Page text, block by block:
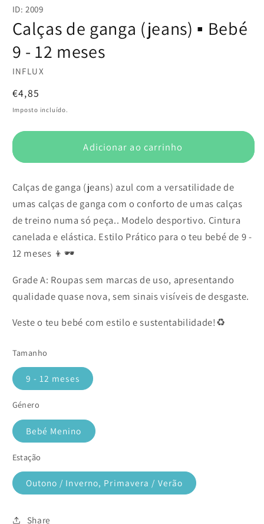
multimédia
em
modal
ID: 2009
Calças de ganga (jeans) ▪️ Bebé
9 - 12 meses
INFLUX
Preço
normal
€4,85
Imposto incluído.
Adicionar ao carrinho
Calças de ganga (jeans) azul com a versatilidade de
umas calças de ganga com o conforto de umas calças
de treino numa só peça.. Modelo desportivo. Cintura
canelada e elástica. Estilo Prático para o teu bebé de 9 -
12 meses 👦🕶️
Grade A: Roupas sem marcas de uso, apresentando
qualidade quase nova, sem sinais visíveis de desgaste.
Veste o teu bebé com estilo e sustentabilidade!♻️
Tamanho
9 - 12 meses
Género
Bebé Menino
Estação
Outono / Inverno, Primavera / Verão
Share